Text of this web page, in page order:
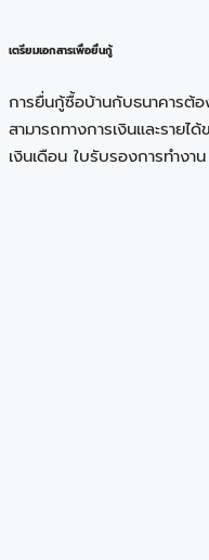
เตรียมเอกสารเพื่อยื่นกู้
การยื่นกู้ซื้อบ้านกับธนาคารต้
สามารถทางการเงินและราย
เงินเดือน ใบรับรองการทำง